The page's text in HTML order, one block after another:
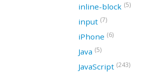
inline-block (5)
input (7)
iPhone (6)
Java (5)
JavaScript (243)